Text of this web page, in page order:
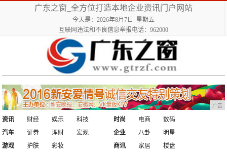
广东之窗_全方位打造本地企业资讯门户网站
今天是：2026年8月7日 星期五
互联网违法和不良信息举报电话：962000
广告
资讯 财经 娱乐
科技
汽车
证券 理财 宏观
时尚 电商
数码
企业
八卦
明星
游戏
护肤
彩妆
商讯 家居
楼盘